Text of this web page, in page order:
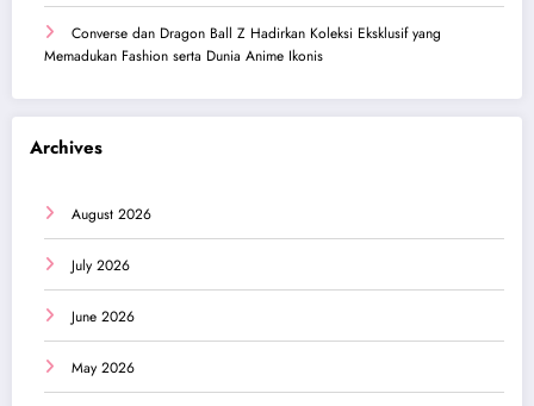
Converse dan Dragon Ball Z Hadirkan Koleksi Eksklusif yang
Memadukan Fashion serta Dunia Anime Ikonis
Archives
August 2026
July 2026
June 2026
May 2026